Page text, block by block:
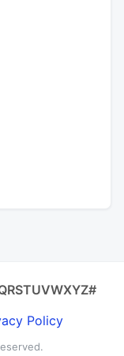
RSTUVWXYZ#
Policy